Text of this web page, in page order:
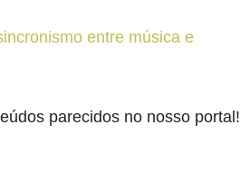
entre música e
parecidos no nosso portal!